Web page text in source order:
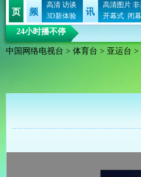
页
频
高清 访谈
3D新体验
讯
高清图片 非
开幕式 闭
24小时播不停
中国网络电视台 > 体育台 > 亚运台 >